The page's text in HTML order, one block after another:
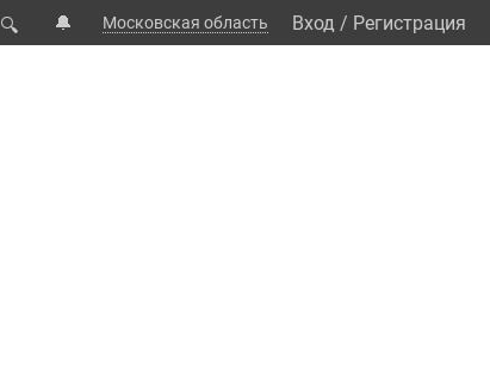
🔍 🔔 Московская область Вход / Регистрация